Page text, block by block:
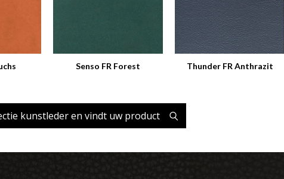
Senso FR Forest Thunder FR Anthrazit
kunstleder en vindt uw product